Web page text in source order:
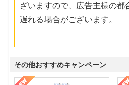
ざいますので、広告主様の都
遅れる場合がございます。
その他おすすめキャンペーン